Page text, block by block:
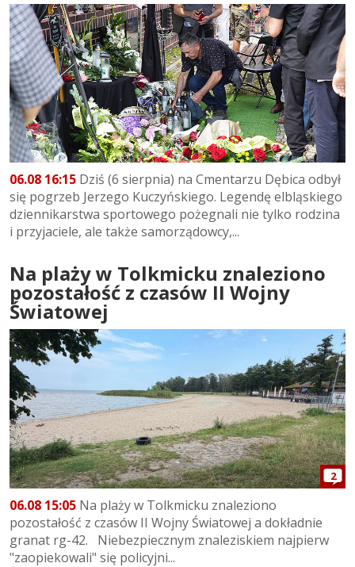
06.08 16:15 Dziś (6 sierpnia) na Cmentarzu Dębica odbył
się pogrzeb Jerzego Kuczyńskiego. Legendę elbląskiego
dziennikarstwa sportowego pożegnali nie tylko rodzina
i przyjaciele, ale także samorządowcy,...
Na plaży w Tolkmicku znaleziono
pozostałość z czasów II Wojny
Światowej
2
06.08 15:05 Na plaży w Tolkmicku znaleziono
pozostałość z czasów II Wojny Światowej a dokładnie
granat rg-42. Niebezpiecznym znaleziskiem najpierw
"zaopiekowali" się policyjni...